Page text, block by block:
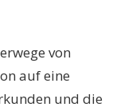
von
auf eine
und die